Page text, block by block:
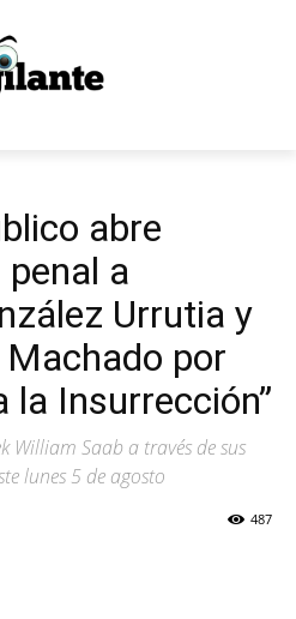
abre
a
Urrutia y
por
la Insurrección”
William Saab a través de sus
lunes 5 de agosto
487